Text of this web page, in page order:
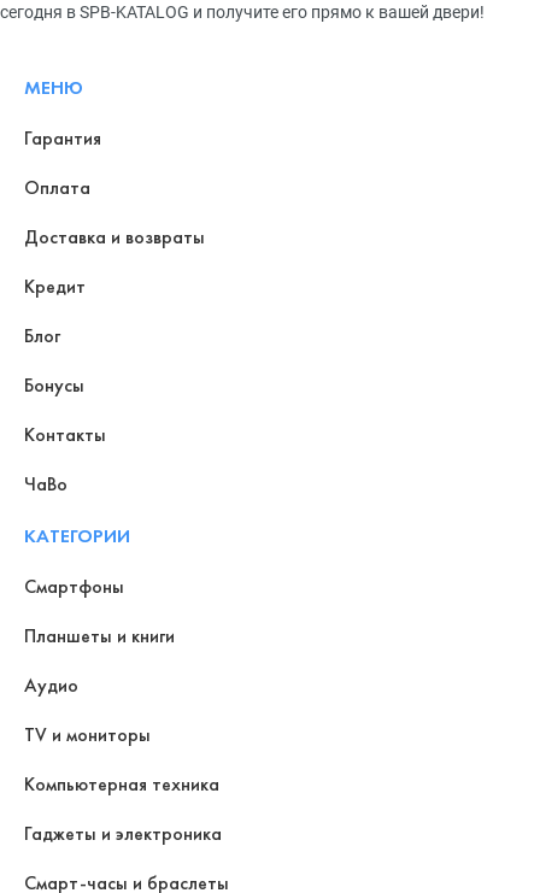
сегодня в SPB-KATALOG и получите его прямо к вашей двери!
МЕНЮ
Гарантия
Оплата
Доставка и возвраты
Кредит
Блог
Бонусы
Контакты
ЧаВо
КАТЕГОРИИ
Смартфоны
Планшеты и книги
Аудио
TV и мониторы
Компьютерная техника
Гаджеты и электроника
Смарт-часы и браслеты